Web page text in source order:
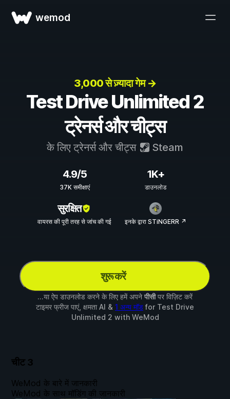
wemod
3,000 से ज़्यादा गेम →
Test Drive Unlimited 2
ट्रेनर्स और चीट्स
के लिए ट्रेनर्स और चीट्स Steam
4.9/5
37K समीक्षाएं
1K+
डाउनलोड
सुरक्षित
वायरस की पूरी तरह से जांच की गई इनके द्वारा STiNGERR ↗
शुरू करें
...या ऐप डाउनलोड करने के लिए हमें अपने पीसीपर विज़िट करें
टाइमर फ्रीज पाएं, क्षमता AI & 1 अन्य मॉडfor Test Drive
Unlimited 2 with WeMod
चीट 3
WeMod के बारे में जानकारी
WeMod के साथ मॉडिंग की जानकारी